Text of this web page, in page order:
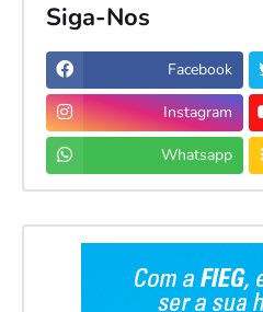
Siga-Nos
Facebook
Instagram
Whatsapp